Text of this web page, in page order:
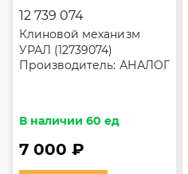
12 739 074
Клиновой механизм
УРАЛ (12739074)
АИ-3501020
Производитель: АНАЛОГ
В наличии 60 ед
7 000 ₽